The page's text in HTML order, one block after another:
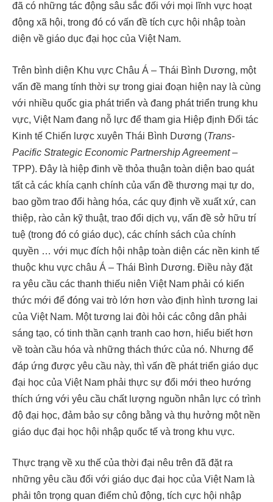
đã có những tác động sâu sắc đối với mọi lĩnh vực hoạt
động xã hội, trong đó có vấn đề tích cực hội nhập toàn
diện về giáo dục đại học của Việt Nam.
Trên bình diện Khu vực Châu Á – Thái Bình Dương, một
vấn đề mang tính thời sự trong giai đoạn hiện nay là cùng
với nhiều quốc gia phát triển và đang phát triển trung khu
vực, Việt Nam đang nỗ lực để tham gia Hiệp định Đối tác
Kinh tế Chiến lược xuyên Thái Bình Dương (Trans-
Pacific Strategic Economic Partnership Agreement–
TPP). Đây là hiệp đinh về thỏa thuận toàn diện bao quát
tất cả các khía cạnh chính của vấn đề thương mại tự do,
bao gồm trao đổi hàng hóa, các quy định về xuất xứ, can
thiệp, rào cản kỹ thuật, trao đổi dịch vụ, vấn đề sở hữu trí
tuệ (trong đó có giáo dục), các chính sách của chính
quyền … với mục đích hội nhập toàn diện các nền kinh tế
thuộc khu vực châu Á – Thái Bình Dương. Điều này đặt
ra yêu cầu các thanh thiếu niên Việt Nam phải có kiến
thức mới để đóng vai trò lớn hơn vào định hình tương lai
của Việt Nam. Một tương lai đòi hỏi các công dân phải
sáng tạo, có tinh thần cạnh tranh cao hơn, hiểu biết hơn
về toàn cầu hóa và những thách thức của nó. Nhưng để
đáp ứng được yêu cầu này, thì vấn đề phát triển giáo dục
đại học của Việt Nam phải thực sự đổi mới theo hướng
thích ứng với yêu cầu chất lượng nguồn nhân lực có trình
độ đại học, đảm bảo sự công bằng và thụ hưởng một nền
giáo dục đại học hội nhập quốc tế và trong khu vực.
Thực trạng về xu thế của thời đại nêu trên đã đặt ra
những yêu cầu đối với giáo dục đại học của Việt Nam là
phải tôn trọng quan điểm chủ động, tích cực hội nhập